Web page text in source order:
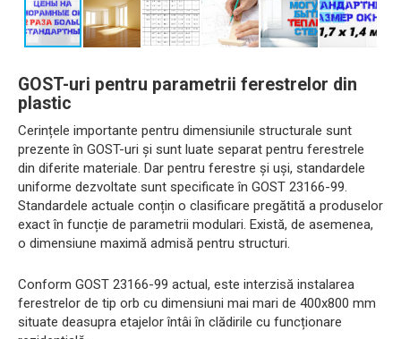
GOST-uri pentru parametrii ferestrelor din
plastic
Cerințele importante pentru dimensiunile structurale sunt
prezente în GOST-uri și sunt luate separat pentru ferestrele
din diferite materiale. Dar pentru ferestre și uși, standardele
uniforme dezvoltate sunt specificate în GOST 23166-99.
Standardele actuale conțin o clasificare pregătită a produselor
exact în funcție de parametrii modulari. Există, de asemenea,
o dimensiune maximă admisă pentru structuri.
Conform GOST 23166-99 actual, este interzisă instalarea
ferestrelor de tip orb cu dimensiuni mai mari de 400x800 mm
situate deasupra etajelor întâi în clădirile cu funcționare